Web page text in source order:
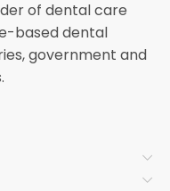
of dental care
based dental
government and